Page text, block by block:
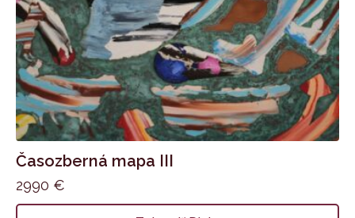
Časozberná mapa III
2990 €